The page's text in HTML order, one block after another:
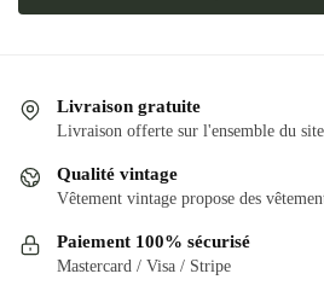
a
Les
options
être
sur
Livraison gratuite
Livraison offerte sur l'ensemble du site.
Qualité vintage
Vêtement vintage propose des
Paiement 100% sécurisé
Mastercard / Visa / Stripe